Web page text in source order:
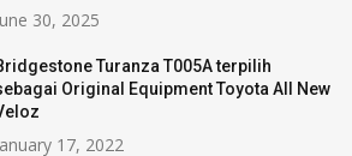
30, 2025
Turanza T005A terpilih
Original Equipment Toyota All New
17, 2022